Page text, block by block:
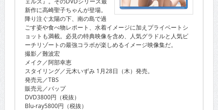
新作に高崎聖子ちゃんが登場。
降り注ぐ太陽の下、南の島で過
ごす姿や食べ物レポート、水着イメージに加えプライベートシ
ョットも満載。必見の特典映像を含め、人気グラドルと人気ビ
ーチリゾートの最強コラボが楽しめるイメージ映像集だ。
撮影／難波宏
メイク／阿部幸恵
スタイリング／元木いずみ 1月28日（木）発売。
発売元／TBS
販売元／バップ
DVD3800円（税抜）
Blu-ray5800円（税抜）